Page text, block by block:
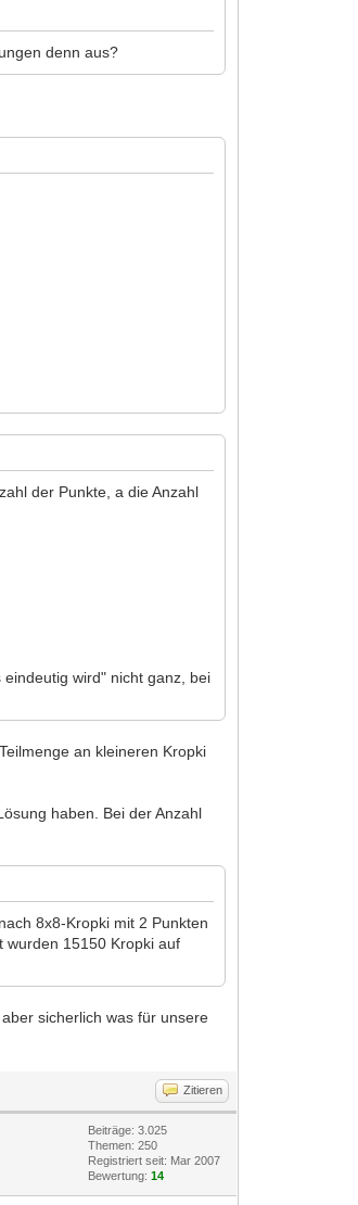
denn aus?
der Punkte, a die Anzahl
wird" nicht ganz, bei
an kleineren Kropki
haben. Bei der Anzahl
8x8-Kropki mit 2 Punkten
wurden 15150 Kropki auf
sicherlich was für unsere
Zitieren
Beiträge: 3.025
Themen: 250
Registriert seit: Mar 2007
Bewertung:14